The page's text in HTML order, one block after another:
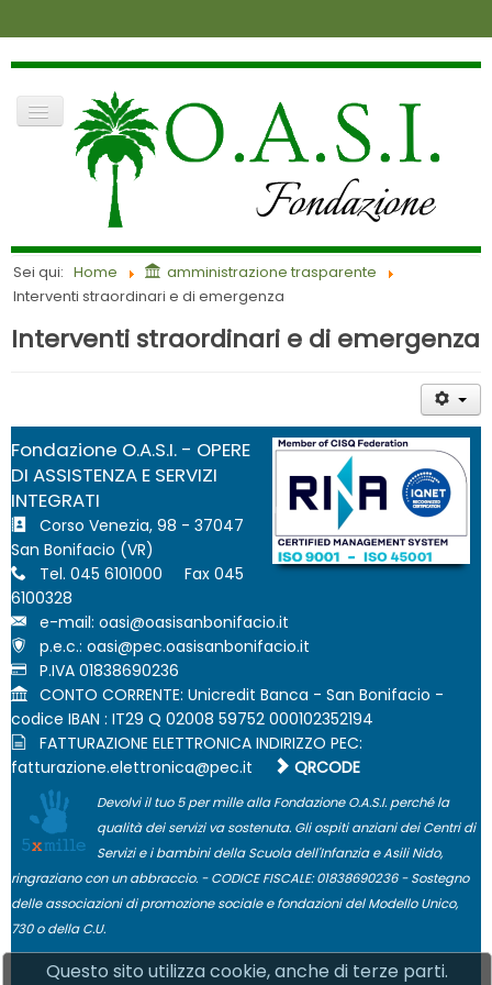
contatti
news
amministrazione trasparente
Cerca
lavora con noi
richiesta di accoglimento
home
la fondazione
anziani
Sei qui: Home
amministrazione trasparente
Interventi straordinari e di emergenza
Interventi straordinari e di emergenza
Fondazione O.A.S.I. - OPERE
DI ASSISTENZA E SERVIZI
INTEGRATI
Corso Venezia, 98 - 37047
San Bonifacio (VR)
Tel. 045 6101000 Fax 045
6100328
e-mail:
p.e.c.:
P.IVA 01838690236
CONTO CORRENTE: Unicredit Banca - San Bonifacio -
codice IBAN : IT29 Q 02008 59752 000102352194
FATTURAZIONE ELETTRONICA INDIRIZZO PEC:
QRCODE
Devolvi il tuo 5 per mille alla Fondazione O.A.S.I. perché la
qualità dei servizi va sostenuta. Gli ospiti anziani dei Centri di
Servizi e i bambini della Scuola dell'Infanzia e Asili Nido,
ringraziano con un abbraccio. - CODICE FISCALE: 01838690236 - Sostegno
delle associazioni di promozione sociale e fondazioni del Modello Unico,
730 o della C.U.
Questo sito utilizza cookie, anche di terze parti.